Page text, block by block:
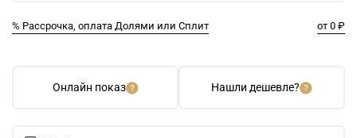
% Рассрочка, оплата Долями или Сплит от 0 ₽
Онлайн показ Нашли дешевле?